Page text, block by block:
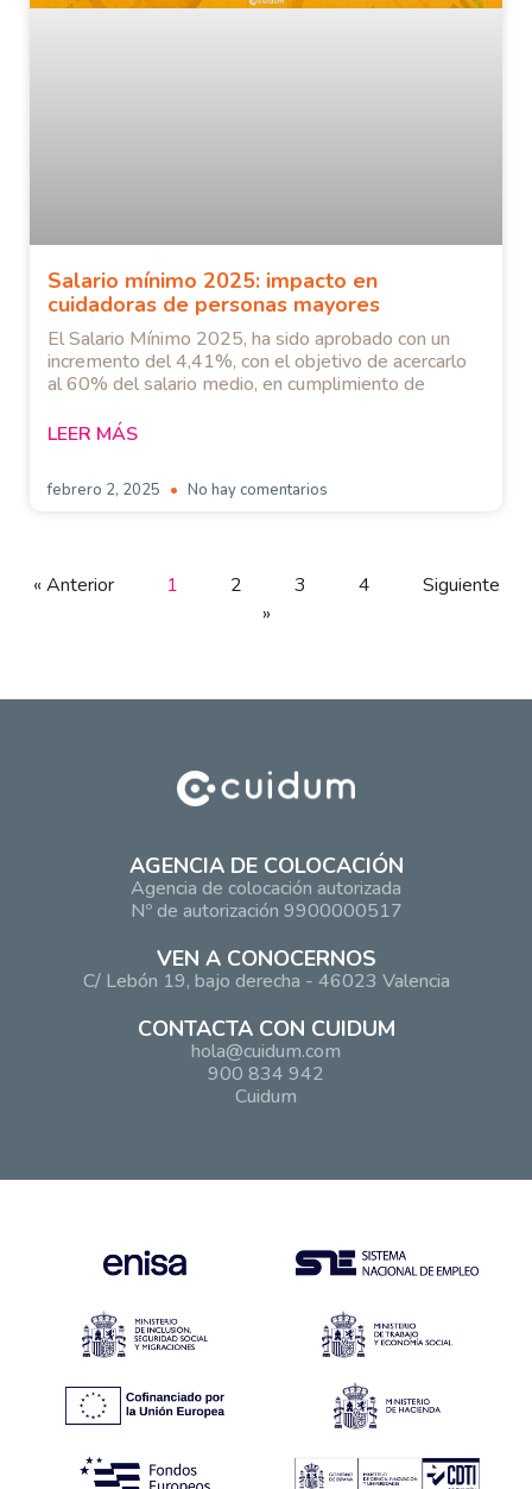
Salario mínimo 2025: impacto en
cuidadoras de personas mayores
El Salario Mínimo 2025, ha sido aprobado con un
incremento del 4,41%, con el objetivo de acercarlo
al 60% del salario medio, en cumplimiento de
LEER MÁS
febrero 2, 2025 No hay comentarios
« Anterior 1 2 3 4
Siguiente
»
AGENCIA DE COLOCACIÓN
Agencia de colocación autorizada
Nº de autorización 9900000517
VEN A CONOCERNOS
C/ Lebón 19, bajo derecha - 46023 Valencia
CONTACTA CON CUIDUM
hola@cuidum.com
900 834 942
Cuidum